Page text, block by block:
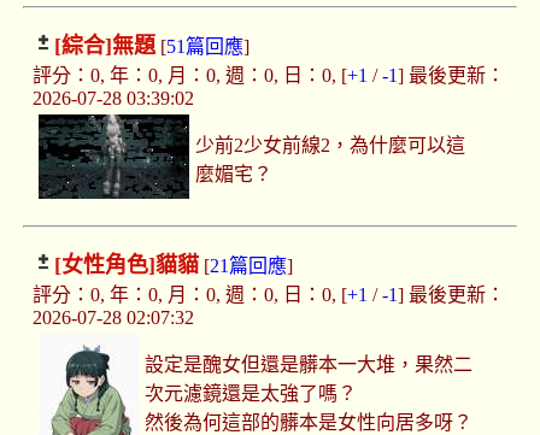
[綜合]無題[51篇回應]
評分：0, 年：0, 月：0, 週：0, 日：0, [+1 /-1] 最後更新：
2026-07-28 03:39:02
少前2少女前線2，為什麼可以這
麼媚宅？
[女性角色]貓貓[21篇回應]
評分：0, 年：0, 月：0, 週：0, 日：0, [+1 /-1] 最後更新：
2026-07-28 02:07:32
設定是醜女但還是髒本一大堆，果然二
次元濾鏡還是太強了嗎？
然後為何這部的髒本是女性向居多呀？